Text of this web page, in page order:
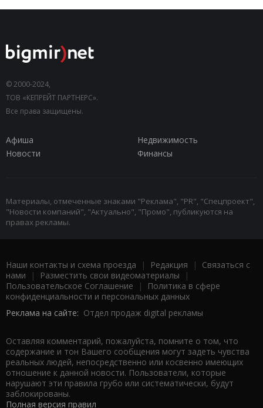
© 2000-2024,
ТОВ «КЕПРЕЙТ ПАРТНЕРС».
Все права защищены.
Афиша
Недвижимость
Новости
Финансы
Материалы, отмеченные знаками "Реклама", "PR", "Спецпроект",
"Новости компаний", "Актуально", "Промо", публикуются на
правах рекламы.
Наши контакты и схема проезда | Редакция | Связаться с
нами | Разместить свои видеоматериалы |
Пользовательское Соглашение |
Политика в сфере
конфиденциальности и персональных данных
Реклама на сайте: Отдел продаж digital рекламы
Оставляя комментарий, пожалуйста, помните о том, что
содержание и тон Вашего сообщения могут задеть чувства
реальных людей, непосредственно или косвенно имеющих
отношение к данной новости. Пользователи, которые
нарушают эти правила грубо или систематически, будут
заблокированы.
Полная версия правил